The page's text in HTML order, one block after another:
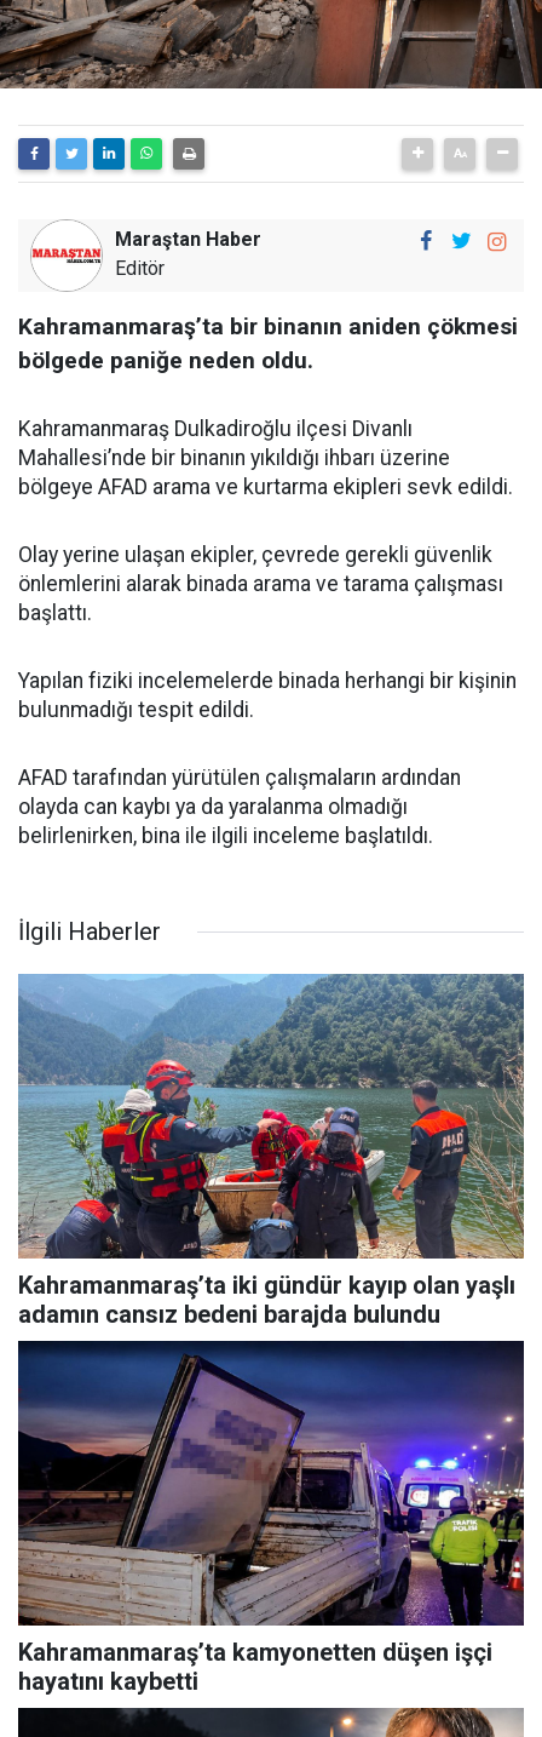
Maraştan Haber
Editör
Kahramanmaraş’ta bir binanın aniden çökmesi
bölgede paniğe neden oldu.
Kahramanmaraş Dulkadiroğlu ilçesi Divanlı
Mahallesi’nde bir binanın yıkıldığı ihbarı üzerine
bölgeye AFAD arama ve kurtarma ekipleri sevk edildi.
Olay yerine ulaşan ekipler, çevrede gerekli güvenlik
önlemlerini alarak binada arama ve tarama çalışması
başlattı.
Yapılan fiziki incelemelerde binada herhangi bir kişinin
bulunmadığı tespit edildi.
AFAD tarafından yürütülen çalışmaların ardından
olayda can kaybı ya da yaralanma olmadığı
belirlenirken, bina ile ilgili inceleme başlatıldı.
İlgili Haberler
Kahramanmaraş’ta iki gündür kayıp olan yaşlı
adamın cansız bedeni barajda bulundu
Kahramanmaraş’ta kamyonetten düşen işçi
hayatını kaybetti